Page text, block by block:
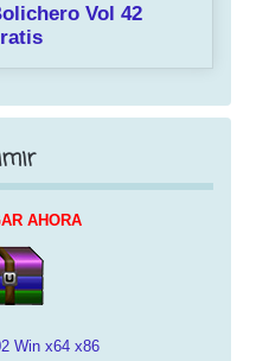
Vol 42
AHORA
Win x64 x86